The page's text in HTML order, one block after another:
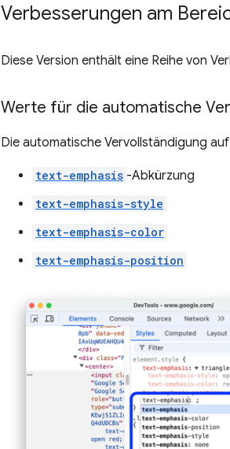
Verbesserungen am
Diese Version enthält eine Reihe von
Werte für die automatische
Die automatische Vervollständigung
text-emphasis -Abkürzung
text-emphasis-style
text-emphasis-color
text-emphasis-position